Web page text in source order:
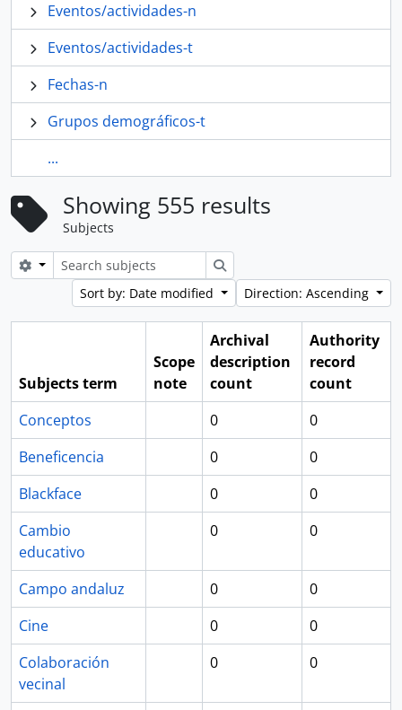
Eventos/actividades-n
Eventos/actividades-t
Fechas-n
Grupos demográficos-t
...
Showing 555 results
Subjects
Search options
Search
Sort by: Date modified
Direction: Ascending
Subjects term
Scope
note
Archival
description
count
Authority
record
count
Conceptos
0
0
Beneficencia
0
0
Blackface
0
0
Cambio
educativo
0 0
Campo andaluz 0
0
Cine
0
0
Colaboración
vecinal
0 0